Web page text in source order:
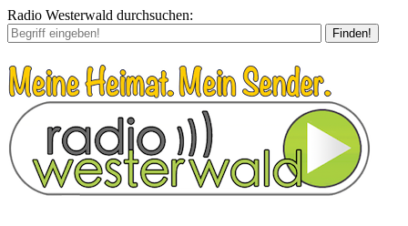
Radio Westerwald durchsuchen:
Finden!